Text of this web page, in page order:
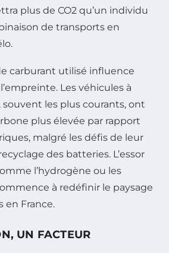
plus de CO2 qu’un individu
de transports en
carburant utilisé influence
Les véhicules à
souvent les plus courants, ont
plus élevée par rapport
malgré les défis de leur
des batteries. L’essor
l’hydrogène ou les
à redéfinir le paysage
en France.
UN FACTEUR